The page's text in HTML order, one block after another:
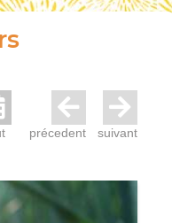
précedent suivant